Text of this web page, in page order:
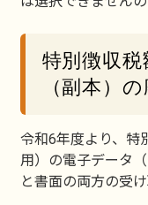
特別徴収
（副本）
令和6年度より、特
用）の電子データ
と書面の両方の受